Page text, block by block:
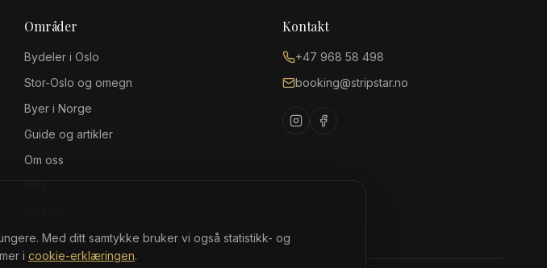
Områder
Bydeler i Oslo
Stor-Oslo og omegn
Byer i Norge
Guide og artikler
Om oss
Kontakt
+47 968 58 498
booking@stripstar.no
Med ditt samtykke bruker vi også statistikk- og
i cookie-erklæringen.